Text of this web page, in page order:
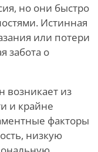
но они быстро
Истинная
или потери
забота о
возникает из
и крайне
факторы
низкую